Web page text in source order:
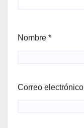
Nombre *
Correo electrónico